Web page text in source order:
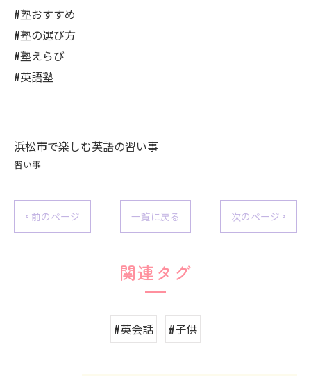
#塾おすすめ
#塾の選び方
#塾えらび
#英語塾
浜松市で楽しむ英語の習い事
習い事
< 前のページ 一覧に戻る 次のページ >
関連タグ
#英会話 #子供